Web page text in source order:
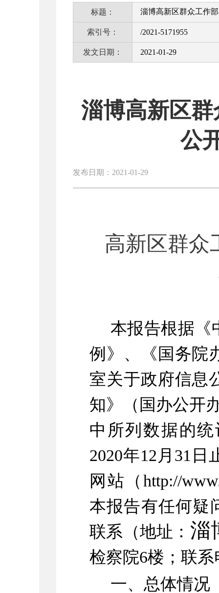
标题： 淄博高新区群众工作
索引号： /2021-5171955
发文日期： 2021-01-29
淄博高新区
公
发布日期：2021-01-29
高新区群众
本报告根据《
例》、《国务院
室关于政府信息
知》（国办公开
中所列数据的
2020年12 月 31 日
网站（ http://
本报告有任何疑
联系（地址： 淄
检察院6楼 ；联系
一、总体情况